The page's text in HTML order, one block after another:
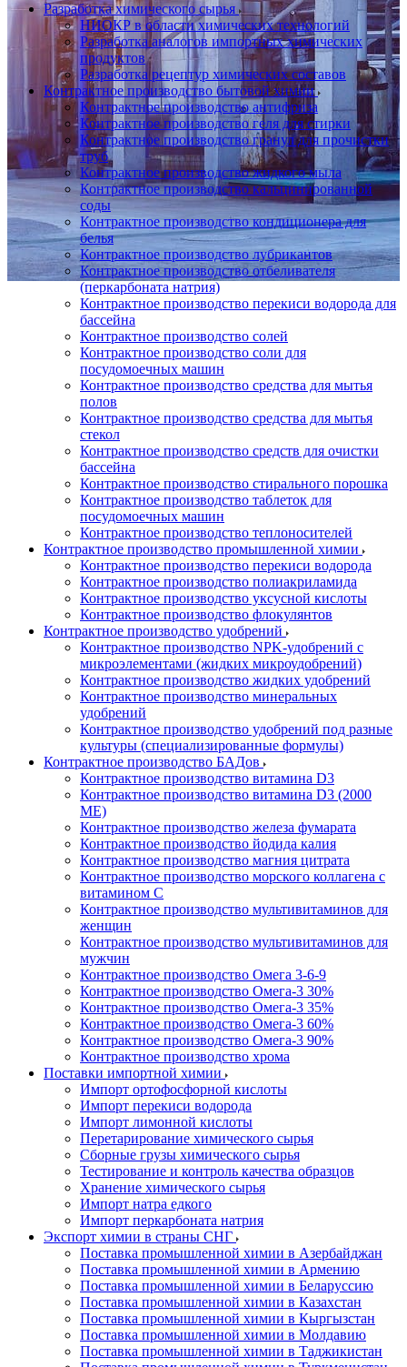
Разработка химического сырья
НИОКР в области химических технологий
Разработка аналогов импортных химических
продуктов
Разработка рецептур химических составов
Контрактное производство бытовой химии
Контрактное производство антифриза
Контрактное производство геля для стирки
Контрактное производство гранул для прочистки
труб
Контрактное производство жидкого мыла
Контрактное производство кальцинированной
соды
Контрактное производство кондиционера для
белья
Контрактное производство лубрикантов
Контрактное производство отбеливателя
(перкарбоната натрия)
Контрактное производство перекиси водорода для
бассейна
Контрактное производство солей
Контрактное производство соли для
посудомоечных машин
Контрактное производство средства для мытья
полов
Контрактное производство средства для мытья
стекол
Контрактное производство средств для очистки
бассейна
Контрактное производство стирального порошка
Контрактное производство таблеток для
посудомоечных машин
Контрактное производство теплоносителей
Контрактное производство промышленной химии
Контрактное производство перекиси водорода
Контрактное производство полиакриламида
Контрактное производство уксусной кислоты
Контрактное производство флокулянтов
Контрактное производство удобрений
Контрактное производство NPK-удобрений с
микроэлементами (жидких микроудобрений)
Контрактное производство жидких удобрений
Контрактное производство минеральных
удобрений
Контрактное производство удобрений под разные
культуры (специализированные формулы)
Контрактное производство БАДов
Контрактное производство витамина D3
Контрактное производство витамина D3 (2000
МЕ)
Контрактное производство железа фумарата
Контрактное производство йодида калия
Контрактное производство магния цитрата
Контрактное производство морского коллагена с
витамином С
Контрактное производство мультивитаминов для
женщин
Контрактное производство мультивитаминов для
мужчин
Контрактное производство Омега 3-6-9
Контрактное производство Омега-3 30%
Контрактное производство Омега-3 35%
Контрактное производство Омега-3 60%
Контрактное производство Омега-3 90%
Контрактное производство хрома
Поставки импортной химии
Импорт ортофосфорной кислоты
Импорт перекиси водорода
Импорт лимонной кислоты
Перетарирование химического сырья
Сборные грузы химического сырья
Тестирование и контроль качества образцов
Хранение химического сырья
Импорт натра едкого
Импорт перкарбоната натрия
Экспорт химии в страны СНГ
Поставка промышленной химии в Азербайджан
Поставка промышленной химии в Армению
Поставка промышленной химии в Беларуссию
Поставка промышленной химии в Казахстан
Поставка промышленной химии в Кыргызстан
Поставка промышленной химии в Молдавию
Поставка промышленной химии в Таджикистан